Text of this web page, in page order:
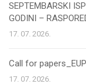
SEPTEMBARSKI
GODINI –
17. 07. 2026.
Call for
17. 07. 2026.